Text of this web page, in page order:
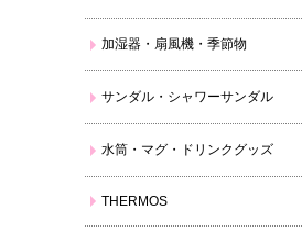
加湿器・扇風機・季節物
サンダル・シャワーサンダル
水筒・マグ・ドリンクグッズ
THERMOS